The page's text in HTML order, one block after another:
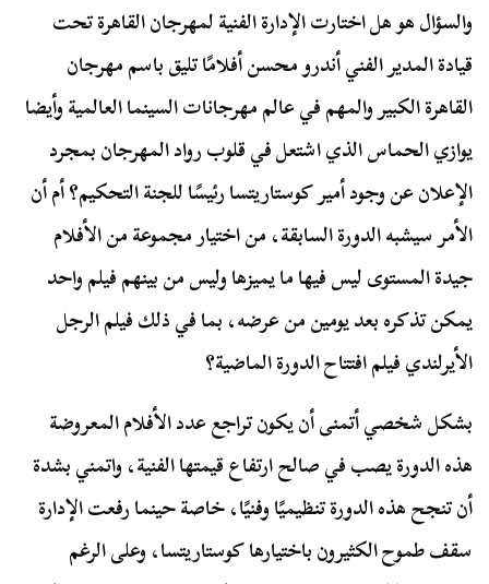
والسؤال هو هل اختارت الإدارة الفنية لمهرجان القاهرة تحت
قيادة المدير الفني أندرو محسن أفلامًا تليق باسم مهرجان
القاهرة الكبير والمهم في عالم مهرجانات السينما العالمية وأيضا
يوازي الحماس الذي اشتعل في قلوب رواد المهرجان بمجرد
الإعلان عن وجود أمير كوستاريتسا رئيسًا للجنة التحكيم؟ أم أن
الأمر سيشبه الدورة السابقة، من اختيار مجموعة من الأفلام
جيدة المستوى ليس فيها ما يميزها وليس من بينهم فيلم واحد
يمكن تذكره بعد يومين من عرضه، بما في ذلك فيلم الرجل
الأيرلندي فيلم افتتاح الدورة الماضية؟
بشكل شخصي أتمنى أن يكون تراجع عدد الأفلام المعروضة
هذه الدورة يصب في صالح ارتفاع قيمتها الفنية، واتمني بشدة
أن تنجح هذه الدورة تنظيميًا وفنيًا، خاصة حينما رفعت الإدارة
سقف طموح الكثيرون باختيارها كوستاريتسا، وعلى الرغم